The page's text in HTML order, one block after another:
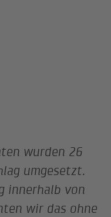
wurden 26
umgesetzt.
innerhalb von
wir das ohne